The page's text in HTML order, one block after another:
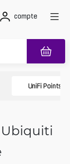
compte
UniFi Points
Ubiquiti